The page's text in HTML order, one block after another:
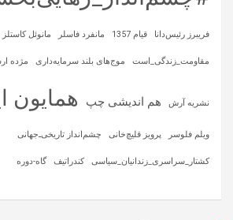
فریبرز رئیس‌دانا قیام 1357 مانفرد فاسلر مانوئل کاستلز
مقاومت_زندگی_است موج‌های بلند سرمایه‌داری مژده
نشریه آرش هم اندیشی چپ همایون
ویلم فلوسر پرویز قلیچ‌خانی چشم‌انداز تاریخی‌ـ‌جهانی
کشتار_سراسری_زندانیان_سیاسی کندراتیف گاه-دوره